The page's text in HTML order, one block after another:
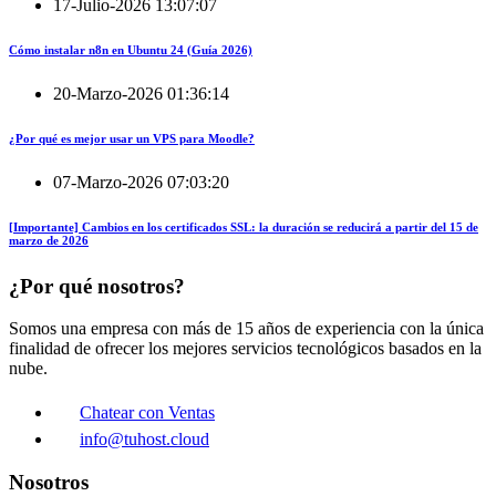
17-Julio-2026 13:07:07
Cómo instalar n8n en Ubuntu 24 (Guía 2026)
20-Marzo-2026 01:36:14
¿Por qué es mejor usar un VPS para Moodle?
07-Marzo-2026 07:03:20
[Importante] Cambios en los certificados SSL: la duración se reducirá a partir del 15 de
marzo de 2026
¿Por qué nosotros?
Somos una empresa con más de 15 años de experiencia con la única
finalidad de ofrecer los mejores servicios tecnológicos basados en la
nube.
Chatear con Ventas
info@tuhost.cloud
Nosotros